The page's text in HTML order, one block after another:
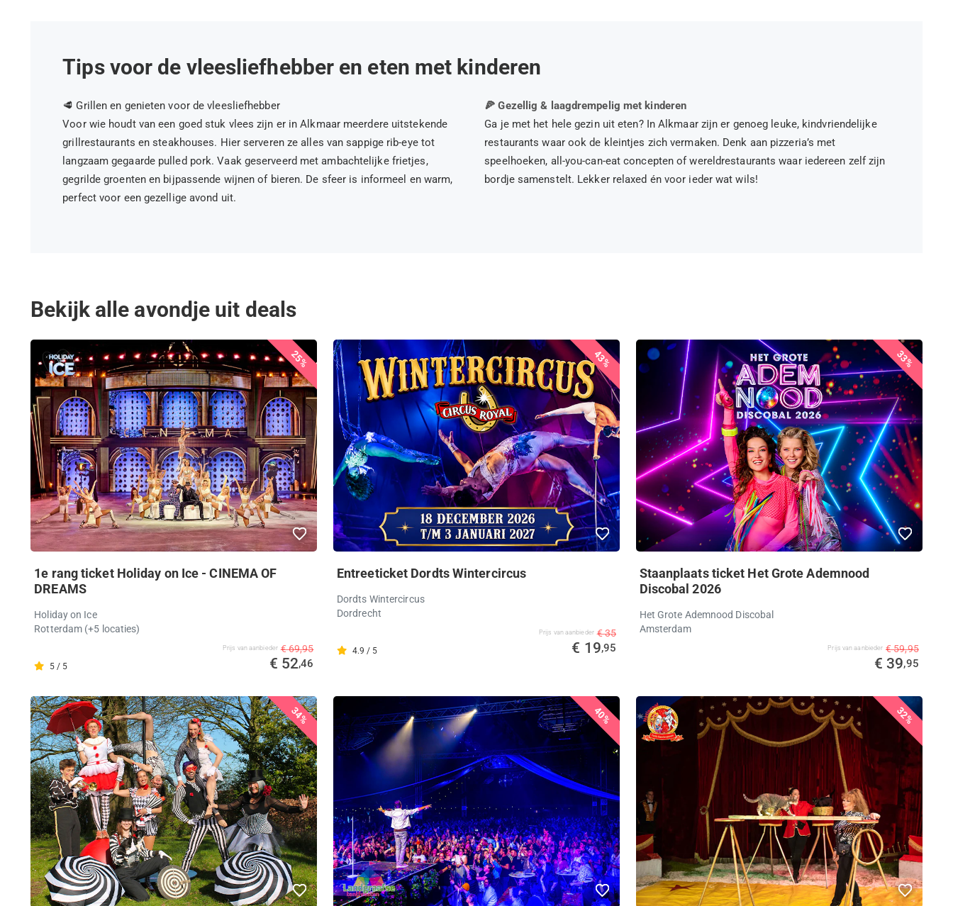
Tips voor de vleesliefhebber en eten met kinderen
🥩 Grillen en genieten voor de vleesliefhebber
Voor wie houdt van een goed stuk vlees zijn er in Alkmaar meerdere uitstekende
grillrestaurants en steakhouses. Hier serveren ze alles van sappige rib-eye tot
langzaam gegaarde pulled pork. Vaak geserveerd met ambachtelijke frietjes,
gegrilde groenten en bijpassende wijnen of bieren. De sfeer is informeel en warm,
perfect voor een gezellige avond uit.
🍕 Gezellig & laagdrempelig met kinderen
Ga je met het hele gezin uit eten? In Alkmaar zijn er genoeg leuke, kindvriendelijke
restaurants waar ook de kleintjes zich vermaken. Denk aan pizzeria’s met
speelhoeken, all-you-can-eat concepten of wereldrestaurants waar iedereen zelf zijn
bordje samenstelt. Lekker relaxed én voor ieder wat wils!
Bekijk alle avondje uit deals
25%
1e rang ticket Holiday on Ice - CINEMA OF
DREAMS
Holiday on Ice
Rotterdam (+5 locaties)
5 / 5
Prijs van aanbieder € 69,95
€ 52,46
43%
Entreeticket Dordts Wintercircus
Dordts Wintercircus
Dordrecht
4.9 / 5
Prijs van aanbieder € 35
€ 19,95
33%
Staanplaats ticket Het Grote Ademnood
Discobal 2026
Het Grote Ademnood Discobal
Amsterdam
Prijs van aanbieder € 59,95
€ 39,95
34% 40% 32%